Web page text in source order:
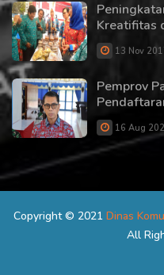
Kreatifitas
13 Nov
Pemprov
16 Aug
Copyright © 2021 Dinas
All